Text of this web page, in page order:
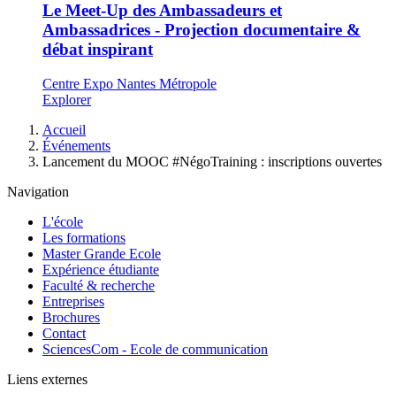
Le Meet-Up des Ambassadeurs et
Ambassadrices - Projection documentaire &
débat inspirant
Centre Expo Nantes Métropole
Explorer
d'Ariane
Accueil
Événements
Lancement du MOOC #NégoTraining : inscriptions ouvertes
Navigation
L'école
Les formations
Master Grande Ecole
Expérience étudiante
Faculté & recherche
Entreprises
Brochures
Contact
SciencesCom - Ecole de communication
Liens externes